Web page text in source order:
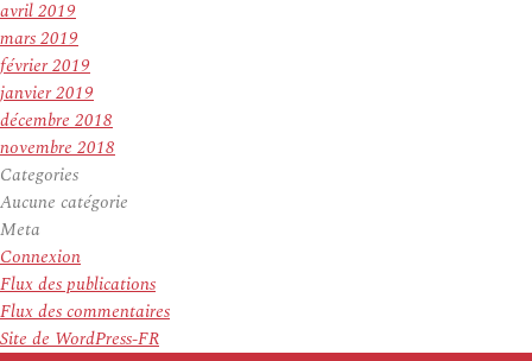
avril 2019
mars 2019
février 2019
janvier 2019
décembre 2018
novembre 2018
Categories
Aucune catégorie
Meta
Connexion
Flux des publications
Flux des commentaires
Site de WordPress-FR